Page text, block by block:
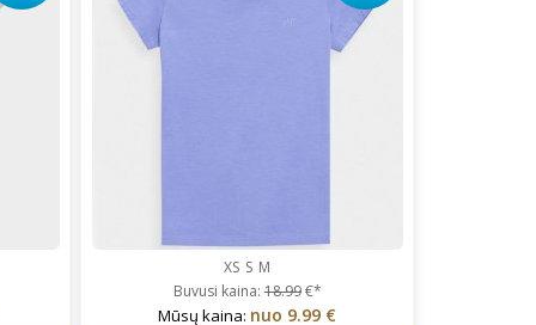
XS S M
Buvusi kaina:18.99€*
Mūsų kaina: nuo 9.99 €